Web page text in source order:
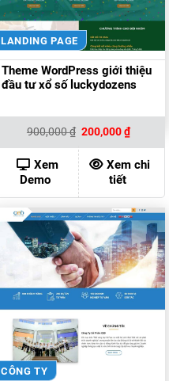
LANDING PAGE
Theme WordPress giới thiệu
đầu tư xổ số luckydozens
900,000₫ Giá
là:
900,000 ₫.
200,000₫Giá
hiện
tại
là:
Xem
Demo
Xem chi
tiết
CÔNG TY